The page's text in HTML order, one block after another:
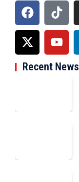
Recent News